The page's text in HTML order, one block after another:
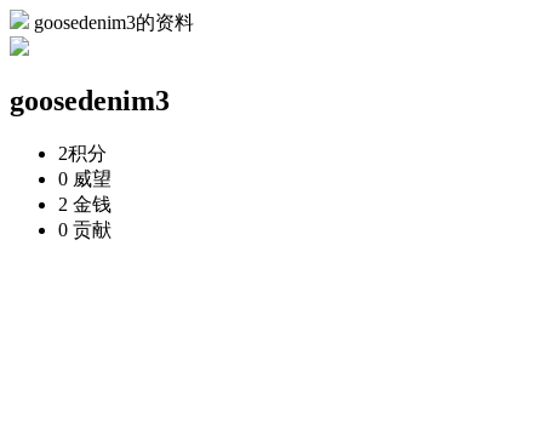
goosedenim3的资料
goosedenim3
2积分
0 威望
2 金钱
0 贡献